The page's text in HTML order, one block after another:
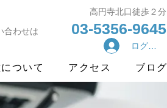
​高円寺北口徒歩２分
合わせは
03-5356-9645
ついて アクセス ブログ
ログイン